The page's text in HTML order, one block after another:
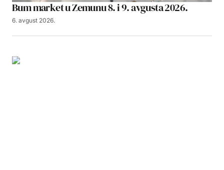
Bum market u Zemunu 8. i 9. avgusta 2026.
6. avgust 2026.